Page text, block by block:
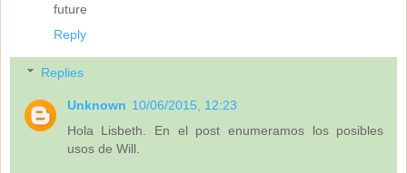
future
Reply
Replies
Unknown 10/06/2015, 12:23
Hola Lisbeth. En el post enumeramos los posibles
usos de Will.